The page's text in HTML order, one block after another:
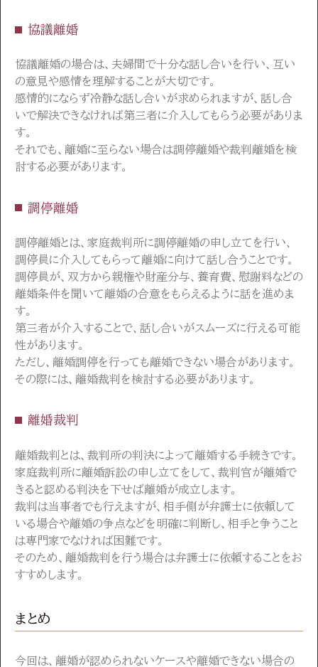
協議離婚
協議離婚の場合は、夫婦間で十分な話し合いを行い、互い
の意見や感情を理解することが大切です。
感情的にならず冷静な話し合いが求められますが、話し合
いで解決できなければ第三者に介入してもらう必要がありま
す。
それでも、離婚に至らない場合は調停離婚や裁判離婚を検
討する必要があります。
調停離婚
調停離婚とは、家庭裁判所に調停離婚の申し立てを行い、
調停員に介入してもらって離婚に向けて話し合うことです。
調停員が、双方から親権や財産分与、養育費、慰謝料などの
離婚条件を聞いて離婚の合意をもらえるように話を進めま
す。
第三者が介入することで、話し合いがスムーズに行える可能
性があります。
ただし、離婚調停を行っても離婚できない場合があります。
その際には、離婚裁判を検討する必要があります。
離婚裁判
離婚裁判とは、裁判所の判決によって離婚する手続きです。
家庭裁判所に離婚訴訟の申し立てをして、裁判官が離婚で
きると認める判決を下せば離婚が成立します。
裁判は当事者でも行えますが、相手側が弁護士に依頼して
いる場合や離婚の争点などを明確に判断し、相手と争うこと
は専門家でなければ困難です。
そのため、離婚裁判を行う場合は弁護士に依頼することをお
すすめします。
まとめ
今回は、離婚が認められないケースや離婚できない場合の